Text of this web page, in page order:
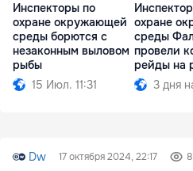
Инспекторы по
охране окружающей
среды борются с
незаконным выловом
рыбы
15 Июл. 11:31
охране
среды
провели
рейды на
3 дня
Dw 17 октября 2024, 22:17